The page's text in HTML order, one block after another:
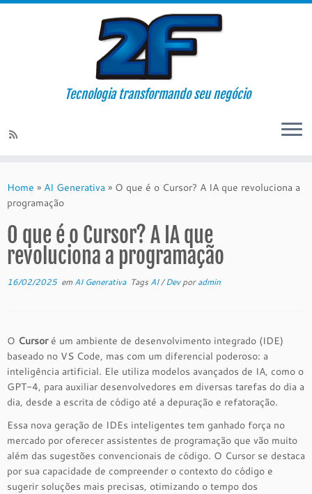
content
Tecnologia transformando seu negócio
Home » AI Generativa » O que é o Cursor? A IA que revoluciona a
programação
O que é o Cursor? A IA que
revoluciona a programação
16/02/2025em AI Generativa Tags AI/Devporadmin
O Cursoré um ambiente de desenvolvimento integrado (IDE)
baseado no VS Code, mas com um diferencial poderoso: a
inteligência artificial. Ele utiliza modelos avançados de IA, como o
GPT-4, para auxiliar desenvolvedores em diversas tarefas do dia a
dia, desde a escrita de código até a depuração e refatoração.
Essa nova geração de IDEs inteligentes tem ganhado força no
mercado por oferecer assistentes de programação que vão muito
além das sugestões convencionais de código. O Cursor se destaca
por sua capacidade de compreender o contexto do código e
sugerir soluções mais precisas, otimizando o tempo dos